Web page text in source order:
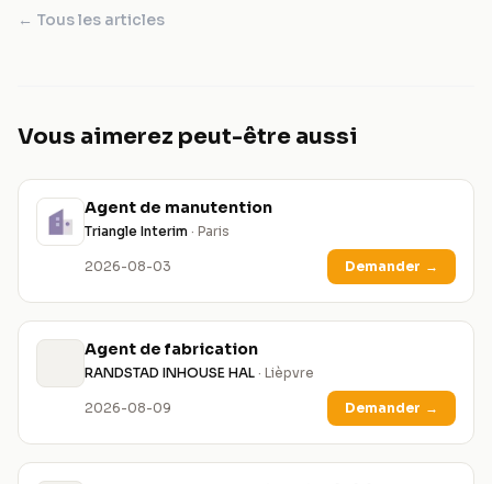
← Tous les articles
Vous aimerez peut-être aussi
Agent de manutention
Triangle Interim · Paris
2026-08-03 Demander →
Agent de fabrication
RANDSTAD INHOUSE HAL · Lièpvre
2026-08-09 Demander →